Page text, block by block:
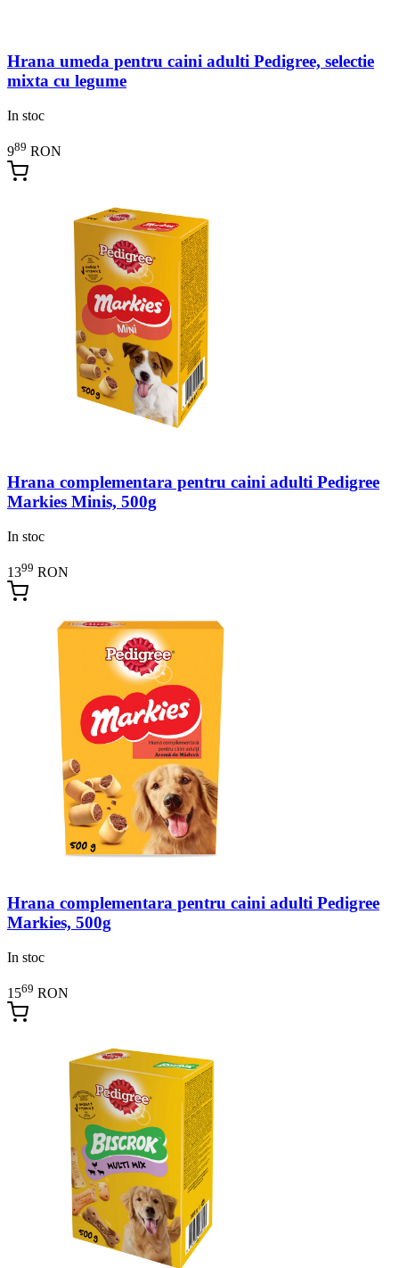
Hrana umeda pentru caini adulti Pedigree, selectie
mixta cu legume
In stoc
989 RON
Hrana complementara pentru caini adulti Pedigree
Markies Minis, 500g
In stoc
1399 RON
Hrana complementara pentru caini adulti Pedigree
Markies, 500g
In stoc
1569 RON